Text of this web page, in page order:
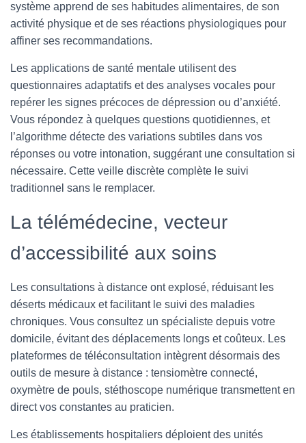
système apprend de ses habitudes alimentaires, de son
activité physique et de ses réactions physiologiques pour
affiner ses recommandations.
Les applications de santé mentale utilisent des
questionnaires adaptatifs et des analyses vocales pour
repérer les signes précoces de dépression ou d’anxiété.
Vous répondez à quelques questions quotidiennes, et
l’algorithme détecte des variations subtiles dans vos
réponses ou votre intonation, suggérant une consultation si
nécessaire. Cette veille discrète complète le suivi
traditionnel sans le remplacer.
La télémédecine, vecteur
d’accessibilité aux soins
Les consultations à distance ont explosé, réduisant les
déserts médicaux et facilitant le suivi des maladies
chroniques. Vous consultez un spécialiste depuis votre
domicile, évitant des déplacements longs et coûteux. Les
plateformes de téléconsultation intègrent désormais des
outils de mesure à distance : tensiomètre connecté,
oxymètre de pouls, stéthoscope numérique transmettent en
direct vos constantes au praticien.
Les établissements hospitaliers déploient des unités